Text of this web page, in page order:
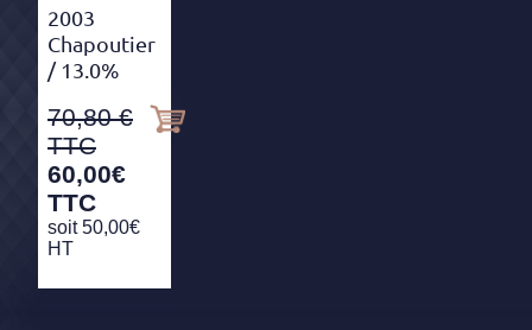
2003
Chapoutier
/ 13.0%
70,80
60,00€
TTC
soit 50,00€
HT